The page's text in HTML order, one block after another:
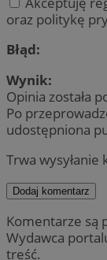
oraz politykę
Błąd:
Wynik:
Opinia została
Po
udostępniona
Trwa wysyłanie
Dodaj komentarz
Komentarze są
Wydawca
treść.